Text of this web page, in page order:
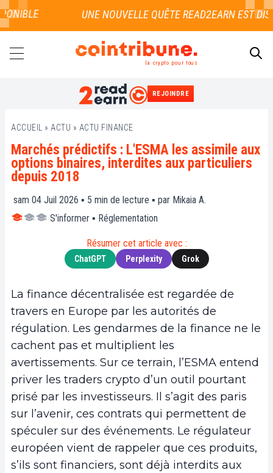
la crypto pour tous
REJOINDRE
ACCUEIL » ACTU » ACTU FINANCE
Marchés prédictifs : L'ESMA les assimile aux
options binaires, interdites aux particuliers
depuis 2018
sam 04 Juil 2026 ▪ 5 min de lecture ▪ par Mikaia A.
S'informer ▪ Réglementation
Résumer cet article avec :
ChatGPT Perplexity Grok
La finance décentralisée est regardée de
travers en Europe par les autorités de
régulation. Les gendarmes de la finance ne le
cachent pas et multiplient les
avertissements. Sur ce terrain, l’ESMA entend
priver les traders crypto d’un outil pourtant
prisé par les investisseurs. Il s’agit des paris
sur l’avenir, ces contrats qui permettent de
spéculer sur des événements. Le régulateur
européen vient de rappeler que ces produits,
s’ils sont financiers, sont déjà interdits aux